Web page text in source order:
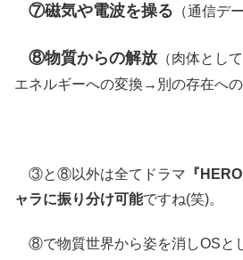
⑦磁気や電波を操る （通信デ
⑧物質からの解放 （肉体とし
エネルギーへの変換→別の存在への
③と⑧以外は全てドラマ 『
ャラに振り分け可能ですね(笑)。
⑧で物質世界から姿を消しOSと